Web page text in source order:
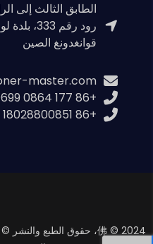
رود رقم
قوانغدونغ الصين
master.com
+86 177 0864 0699
+86 18028800851
佛 © 2024، حقوق الطبع والنشر © 2024، تونر ماستر.